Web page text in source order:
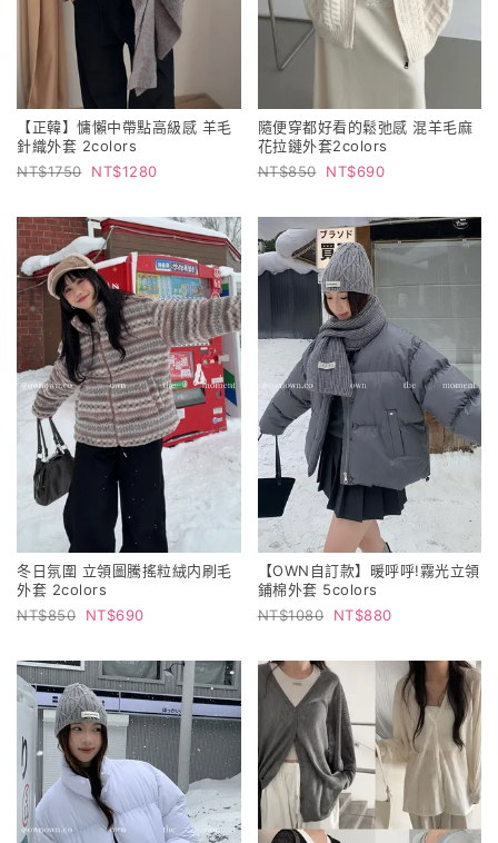
【正韓】慵懶中帶點高級感 羊毛
針織外套 2colors
1750
1280
隨便穿都好看的鬆弛感 混羊毛麻
花拉鏈外套2colors
850
690
冬日氛圍 立領圖騰搖粒絨内刷毛
外套 2colors
850
690
【OWN自訂款】暖呼呼!霧光立領
鋪棉外套 5colors
1080
880